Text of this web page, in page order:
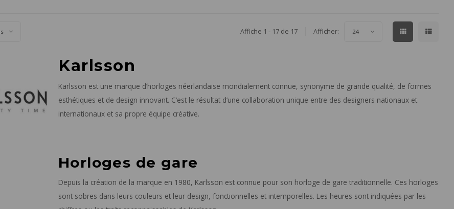
Affiche 1 - 17 de 17 Afficher: 24
Karlsson
Karlsson est une marque d’horloges néerlandaise mondialement connue, synonyme de grande qualité, de formes
esthétiques et de design innovant. C’est le résultat d’une collaboration unique entre des designers nationaux et
internationaux et sa propre équipe créative.
Horloges de gare
Depuis la création de la marque en 1980, Karlsson est connue pour son horloge de gare traditionnelle. Ces horloges
sont sobres dans leurs couleurs et leur design, fonctionnelles et intemporelles. Les heures sont indiquées par les